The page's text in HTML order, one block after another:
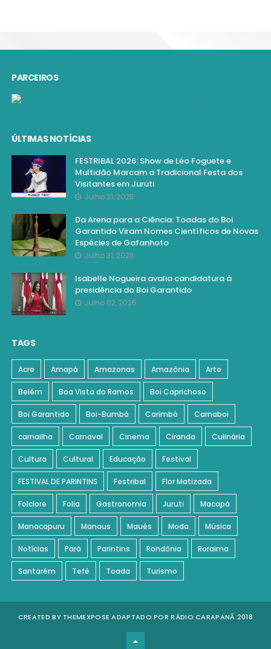
PARCEIROS
ÚLTIMAS NOTÍCIAS
FESTRIBAL 2026: Show de Léo Foguete e
Multidão Marcam a Tradicional Festa dos
Visitantes em Juruti
Julho 31, 2026
Da Arena para a Ciência: Toadas do Boi
Garantido Viram Nomes Científicos de Novas
Espécies de Gafanhoto
Julho 31, 2026
Isabelle Nogueira avalia candidatura à
presidência do Boi Garantido
Julho 02, 2026
TAGS
Acre Amapá Amazonas Amazônia Arte
Belém Boa Vista do Ramos Boi Caprichoso
Boi Garantido Boi-Bumbá Carimbó Carnaboi
carnailha Carnaval Cinema Ciranda Culinária
Cultura Cultural Educação Festival
FESTIVAL DE PARINTINS Festribal Flor Matizada
Folclore Folia Gastronomia Juruti Macapá
Manacapuru Manaus Maués Moda Música
Notícias Pará Parintins Rondônia Roraima
Santarém Tefé Toada Turismo
CREATED BY THEMEXPOSE ADAPTADO POR RÁDIO CARAPANÃ 2018